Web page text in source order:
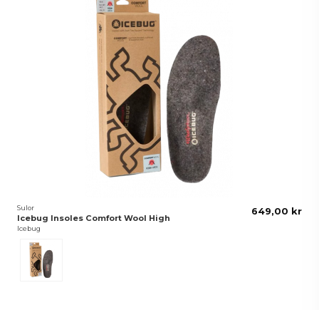
Sulor
Icebug Insoles Comfort Wool High
Icebug
GreyMelange
649,00 kr